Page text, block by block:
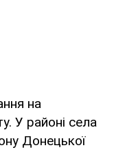
на
У районі села
Донецької